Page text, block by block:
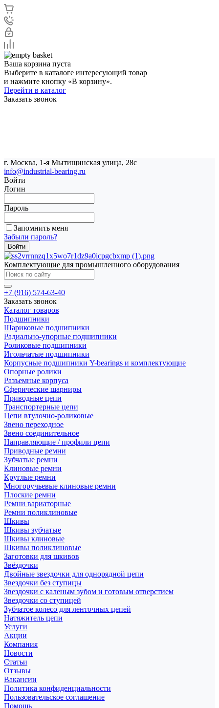
Ваша корзина пуста
Выберите в каталоге интересующий товар
и нажмите кнопку «В корзину».
Перейти в каталог
Заказать звонок
г. Москва, 1-я Мытищинская улица, 28с
info@industrial-bearing.ru
Войти
Логин
Пароль
Запомнить меня
Забыли пароль?
Комплектующие для промышленного оборудования
+7 (916) 574-63-40
Заказать звонок
Каталог товаров
Подшипники
Шариковые подшипники
Радиально-упорные подшипники
Роликовые подшипники
Игольчатые подшипники
Корпусные подшипники Y-bearings и комплектующие
Опорные ролики
Разъемные корпуса
Сферические шарниры
Приводные цепи
Транспортерные цепи
Цепи втулочно-роликовые
Звено переходное
Звено соединительное
Направляющие / профили цепи
Приводные ремни
Зубчатые ремни
Клиновые ремни
Круглые ремни
Многоручьевые клиновые ремни
Плоские ремни
Ремни вариаторные
Ремни поликлиновые
Шкивы
Шкивы зубчатые
Шкивы клиновые
Шкивы поликлиновые
Заготовки для шкивов
Звёздочки
Двойные звездочки для однорядной цепи
Звездочки без ступицы
Звездочки с каленым зубом и готовым отверстием
Звездочки со ступицей
Зубчатое колесо для ленточных цепей
Натяжитель цепи
Услуги
Акции
Компания
Новости
Статьи
Отзывы
Вакансии
Политика конфиденциальности
Пользовательское соглашение
Помощь